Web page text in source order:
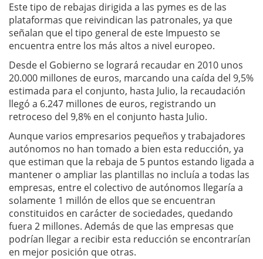
Este tipo de rebajas dirigida a las pymes es de las
plataformas que reivindican las patronales, ya que
señalan que el tipo general de este Impuesto se
encuentra entre los más altos a nivel europeo.
Desde el Gobierno se logrará recaudar en 2010 unos
20.000 millones de euros, marcando una caída del 9,5%
estimada para el conjunto, hasta Julio, la recaudación
llegó a 6.247 millones de euros, registrando un
retroceso del 9,8% en el conjunto hasta Julio.
Aunque varios empresarios pequeños y trabajadores
autónomos no han tomado a bien esta reducción, ya
que estiman que la rebaja de 5 puntos estando ligada a
mantener o ampliar las plantillas no incluía a todas las
empresas, entre el colectivo de autónomos llegaría a
solamente 1 millón de ellos que se encuentran
constituidos en carácter de sociedades, quedando
fuera 2 millones. Además de que las empresas que
podrían llegar a recibir esta reducción se encontrarían
en mejor posición que otras.